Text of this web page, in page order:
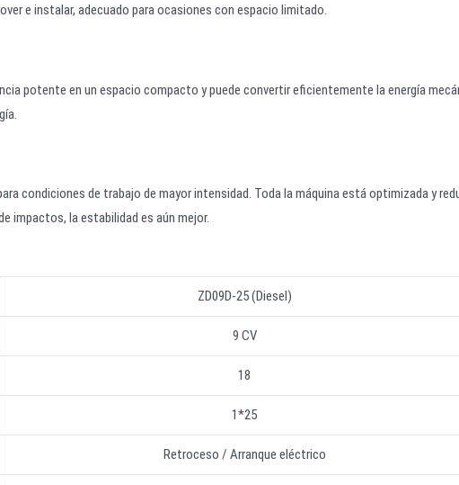
e instalar, adecuado para ocasiones con espacio limitado.
potente en un espacio compacto y puede convertir eficientemente la energía
condiciones de trabajo de mayor intensidad. Toda la máquina está optimizada y
impactos, la estabilidad es aún mejor.
ZD09D-25 (Diesel)
9 CV
18
1*25
Retroceso / Arranque eléctrico